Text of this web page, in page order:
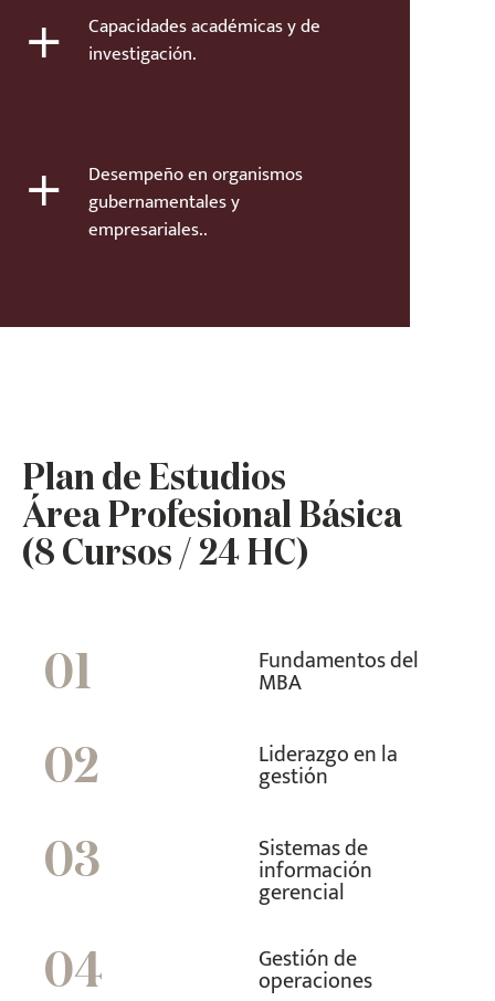
+
Capacidades académicas y de
investigación.
+
Desempeño en organismos
gubernamentales y
empresariales..
Plan de Estudios
Área Profesional Básica
(8 Cursos / 24 HC)
01 Fundamentos del
MBA
02 Liderazgo en la
gestión
03 Sistemas de
información
gerencial
04 Gestión de
operaciones